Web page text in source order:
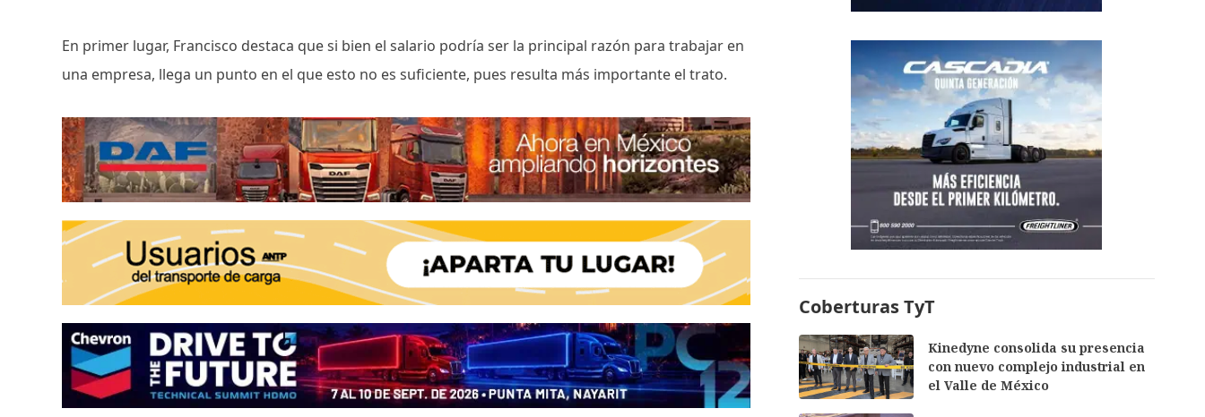
En primer lugar, Francisco destaca que si bien el salario podría ser la principal razón para trabajar en
una empresa, llega un punto en el que esto no es suficiente, pues resulta más importante el trato.
Coberturas TyT
Kinedyne consolida su presencia
con nuevo complejo industrial en
el Valle de México